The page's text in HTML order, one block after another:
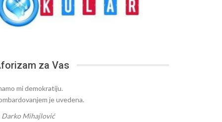
za Vas
mi demokratiju.
je uvedena.
Darko Mihajlović